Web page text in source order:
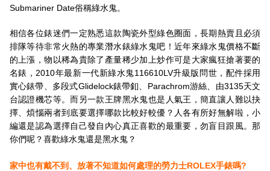
Submariner Date俗稱綠水鬼。
相信各位錶迷們一定熟悉這款陶瓷外型綠色圈面，長期熱賣且必須
排隊等待非常火熱的專業潛水錶綠水鬼吧！近年來綠水鬼價格不斷
的上漲，物以稀為貴除了產量稀少加上炒作可是大家瘋狂搶著要的
名錶，2010年最新一代新綠水鬼116610LV升級版問世，配件採用
實心錶帶、多段式Glidelock錶帶釦、Parachrom游絲、由3135天文
台認證機芯等。而另一款王牌黑水鬼也是人氣王，簡直讓人難以抉
擇、煩惱兩者到底要選擇哪款比較好較優？人各有所好無解啦，小
編還是認為選擇自己發自內心真正喜歡的最重要，勿盲目跟風。那
你們呢？喜歡綠水鬼還是黑水鬼？
家中也有戴不到、放著不知道如何處理的勞力士ROLEX手錶嗎?